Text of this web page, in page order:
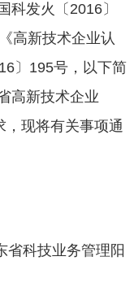
科发火〔2016〕
高新技术企业认
〕195号，以下简
高新技术企业
，现将有关事项通
省科技业务管理阳